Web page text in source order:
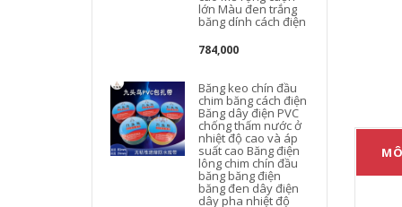
lớn Màu đen trắng
băng dính cách điện
784,000
Băng keo chín đầu
chim băng cách điện
Băng dây điện PVC
chống thấm nước ở
nhiệt độ cao và áp
suất cao Băng điện
lông chim chín đầu
băng băng điện
băng đen dây điện
dây pha nhiệt độ